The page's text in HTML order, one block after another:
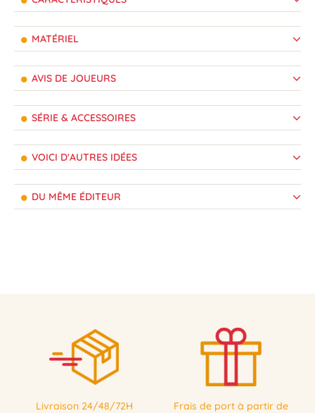
MATÉRIEL
AVIS DE JOUEURS
SÉRIE & ACCESSOIRES
VOICI D'AUTRES IDÉES
DU MÊME ÉDITEUR
Livraison 24/48/72H
Frais de port à partir de